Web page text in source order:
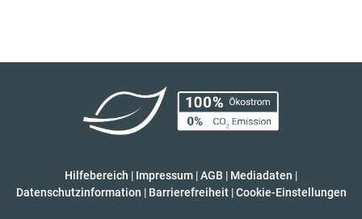
Hilfebereich | Impressum |AGB | Mediadaten |
Datenschutzinformation | Barrierefreiheit | Cookie-Einstellungen